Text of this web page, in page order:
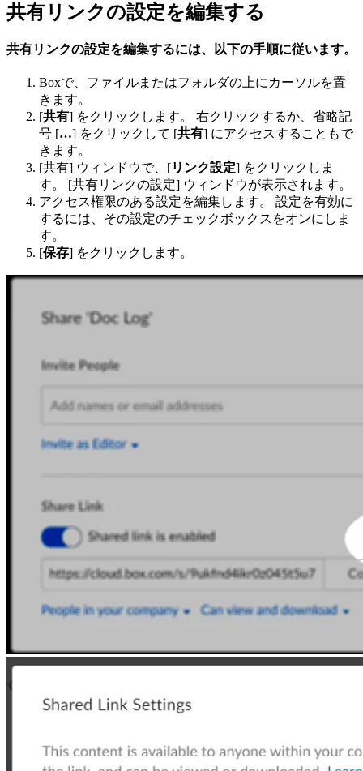
共有リンクの設定を編集する
共有リンクの設定を編集するには、以下の手順に従います。
Boxで、ファイルまたはフォルダの上にカーソルを置
きます。
[共有] をクリックします。 右クリックするか、省略記
号 […] をクリックして [共有] にアクセスすることもで
きます。
[共有] ウィンドウで、[リンク設定] をクリックしま
す。 [共有リンクの設定] ウィンドウが表示されます。
アクセス権限のある設定を編集します。 設定を有効に
するには、その設定のチェックボックスをオンにしま
す。
[保存] をクリックします。